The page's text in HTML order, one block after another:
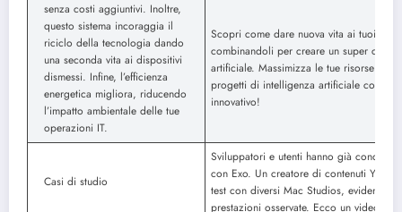
senza costi aggiuntivi. Inoltre,
questo sistema incoraggia il
riciclo della tecnologia dando
una seconda vita ai dispositivi
dismessi. Infine, l’efficienza
energetica migliora, riducendo
l’impatto ambientale delle tue
operazioni IT.
Scopri come dare nuova vita ai tuoi
combinandoli per creare un super
artificiale. Massimizza le tue risorse e
progetti di intelligenza artificiale con
innovativo!
Casi di studio
Sviluppatori e utenti hanno già
con Exo. Un creatore di contenuti
test con diversi Mac Studios,
prestazioni osservate. Ecco un video dei